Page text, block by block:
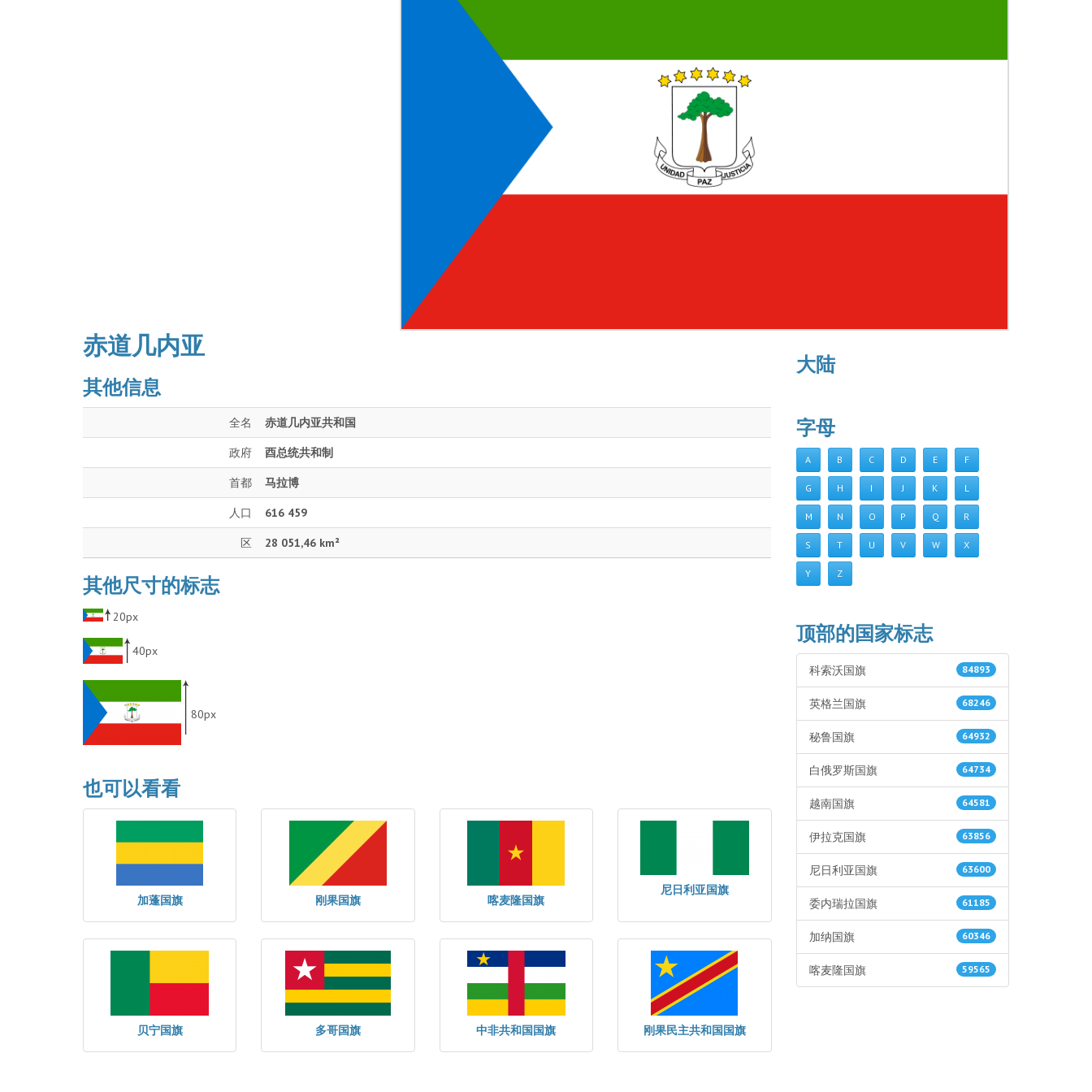
赤道几内亚
其他信息
全名 赤道几内亚共和国
政府 酉总统共和制
首都 马拉博
人口 616 459
区 28 051,46 km²
其他尺寸的标志
20px
40px
80px
也可以看看
加蓬国旗 刚果国旗 喀麦隆国旗
尼日利亚国旗
贝宁国旗 多哥国旗 中非共和国国旗 刚果民主共和国国旗
大陆
字母
A B C D E F
G H I J K L
M N O P Q R
S T U V W X
Y Z
顶部的国家标志
84893
科索沃国旗
68246
英格兰国旗
64932
秘鲁国旗
64734
白俄罗斯国旗
64581
越南国旗
63856
伊拉克国旗
63600
尼日利亚国旗
61185
委内瑞拉国旗
60346
加纳国旗
59565
喀麦隆国旗